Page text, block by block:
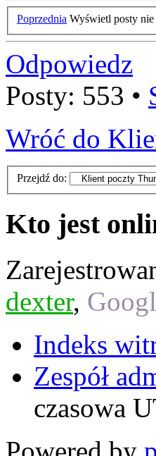
Poprzednia Wyświetl posty nie
Odpowiedz
Posty: 553 •
Wróć do
Przejdź do:
Kto jest
dexter,
Indeks
Zespół
czasowa